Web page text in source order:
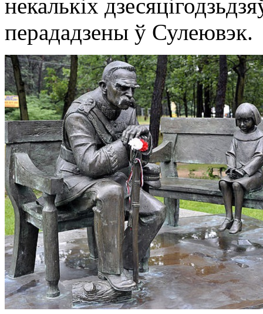
некалькіх
перададзены ў Сулеювэк.